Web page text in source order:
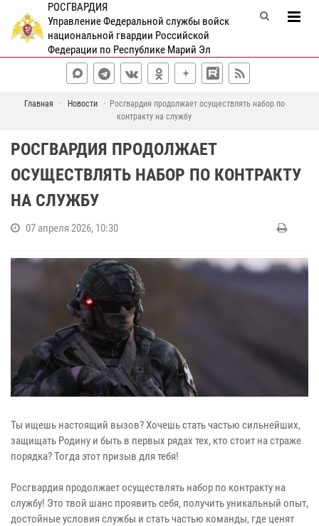
РОСГВАРДИЯ
Управление Федеральной службы войск
национальной гвардии Российской
Федерации по Республике Марий Эл
Главная Новости
Росгвардия продолжает осуществлять набор по
контракту на службу
РОСГВАРДИЯ ПРОДОЛЖАЕТ
ОСУЩЕСТВЛЯТЬ НАБОР ПО КОНТРАКТУ
НА СЛУЖБУ
07 апреля 2026, 10:30
Ты ищешь настоящий вызов? Хочешь стать частью сильнейших,
защищать Родину и быть в первых рядах тех, кто стоит на страже
порядка? Тогда этот призыв для тебя!
Росгвардия продолжает осуществлять набор по контракту на
службу! Это твой шанс проявить себя, получить уникальный опыт,
достойные условия службы и стать частью команды, где ценят